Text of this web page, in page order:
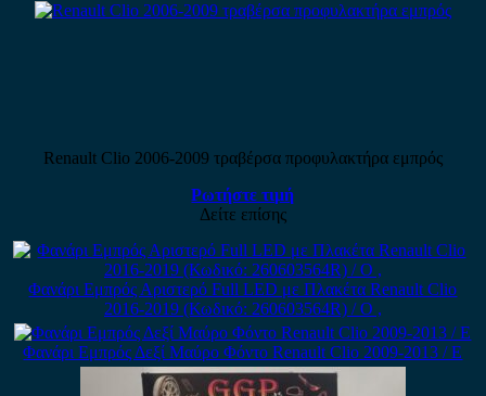
Renault Clio 2006-2009 τραβέρσα προφυλακτήρα εμπρός
Ρωτήστε τιμή
Δείτε επίσης
Φανάρι Εμπρός Αριστερό Full LED με Πλακέτα Renault Clio
2016-2019 (Κωδικό: 260603564R) / Ο ,
Φανάρι Εμπρός Δεξί Μαύρο Φόντο Renault Clio 2009-2013 / Ε